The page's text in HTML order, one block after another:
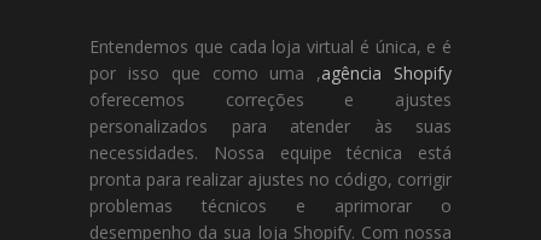
Entendemos que cada loja virtual é única, e é
por isso que como uma ,agência Shopify
oferecemos correções e ajustes
personalizados para atender às suas
necessidades. Nossa equipe técnica está
pronta para realizar ajustes no código, corrigir
problemas técnicos e aprimorar o
desempenho da sua loja Shopify. Com nossa